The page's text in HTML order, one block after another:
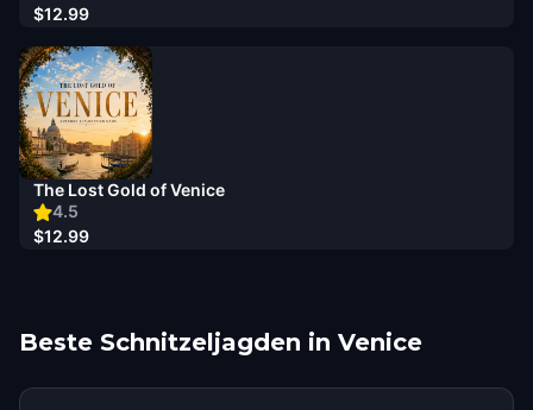
$12.99
4.5
The Lost Gold of Venice
$12.99
Beste Schnitzeljagden in Venice